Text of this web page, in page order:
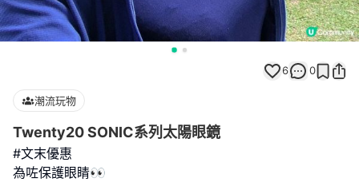
6 0
潮流玩物
Twenty20 SONIC系列太陽眼鏡
#文末優惠
為咗保護眼睛👀